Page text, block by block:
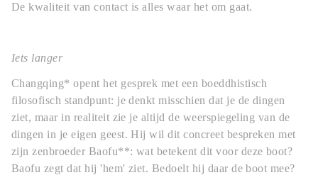
De kwaliteit van contact is alles waar het om gaat.
Iets langer
Changqing* opent het gesprek met een boeddhistisch
filosofisch standpunt: je denkt misschien dat je de dingen
ziet, maar in realiteit zie je altijd de weerspiegeling van de
dingen in je eigen geest. Hij wil dit concreet bespreken met
zijn zenbroeder Baofu**: wat betekent dit voor deze boot?
Baofu zegt dat hij 'hem' ziet. Bedoelt hij daar de boot mee?